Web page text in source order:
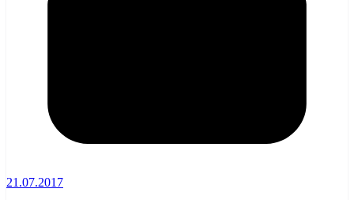
21.07.2017